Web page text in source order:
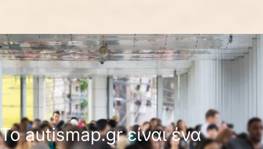
Το autismap.gr είναι ένα